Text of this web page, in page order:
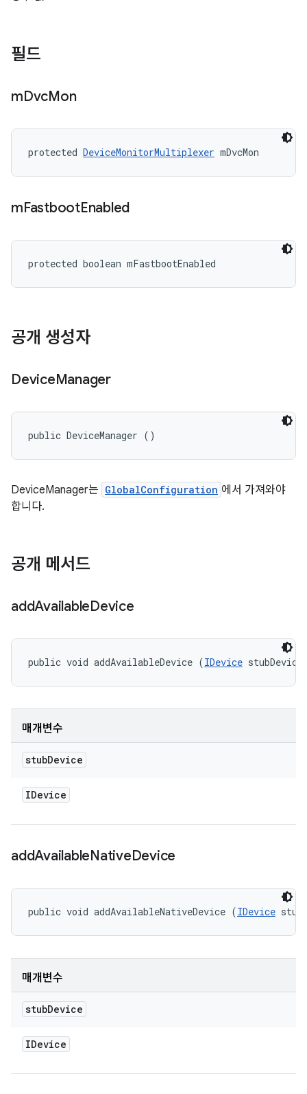
필드
mDvcMon
protected DeviceMonitorMultiplexer mDvcMon
mFastbootEnabled
protected boolean mFastbootEnabled
공개 생성자
DeviceManager
public DeviceManager ()
DeviceManager는 GlobalConfiguration 에서 가져와야
합니다.
공개 메서드
addAvailableDevice
public void addAvailableDevice (IDevice
매개변수
stubDevice
IDevice
addAvailableNativeDevice
public void addAvailableNativeDevice (IDevice
매개변수
stubDevice
IDevice